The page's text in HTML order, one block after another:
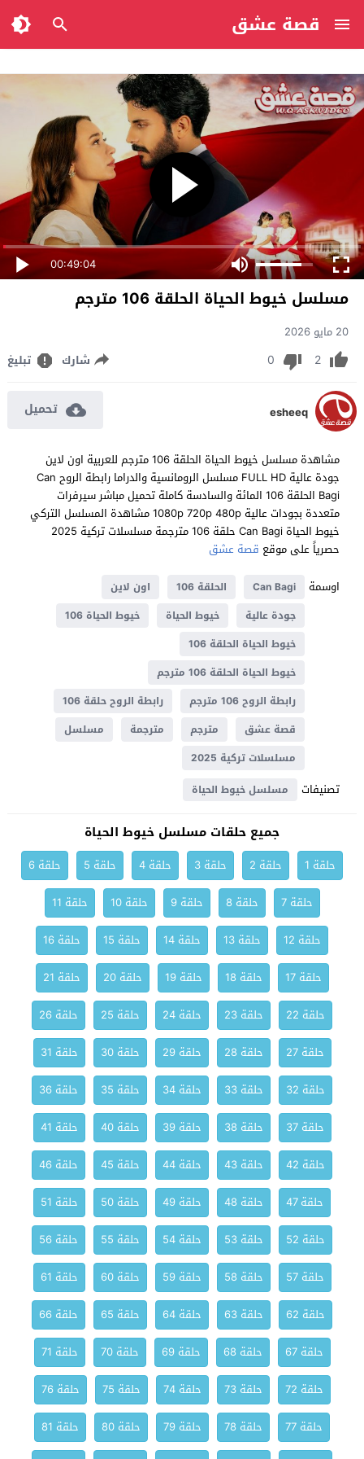
قصة عشق
00:49:04
مسلسل خيوط الحياة الحلقة 106 مترجم
20 مايو 2026
2
0 شارك تبليغ
esheeq تحميل
مشاهدة مسلسل خيوط الحياة الحلقة 106 مترجم للعربية اون لاين
جودة عالية FULL HD مسلسل الرومانسية والدراما رابطة الروح Can
Bagi الحلقة 106 المائة والسادسة كاملة تحميل مباشر سيرفرات
متعددة بجودات عالية 1080p 720p 480p مشاهدة المسلسل التركي
خيوط الحياة Can Bagi حلقة 106 مترجمة مسلسلات تركية 2025
حصرياً على موقع قصة عشق
اوسمة
Can Bagi الحلقة 106
اون لاين
جودة عالية
خيوط الحياة
خيوط الحياة 106
خيوط الحياة الحلقة 106
خيوط الحياة الحلقة 106 مترجم
رابطة الروح 106 مترجم
رابطة الروح حلقة 106
قصة عشق
مترجم مترجمة
مسلسل
مسلسلات تركية 2025
تصنيفات مسلسل خيوط الحياة
جميع حلقات مسلسل خيوط الحياة
حلقة 1 حلقة 2 حلقة 3 حلقة 4 حلقة 5
حلقة 6
حلقة 7
حلقة 8 حلقة 9 حلقة 10
حلقة 11
حلقة 12
حلقة 13 حلقة 14 حلقة 15
حلقة 16
حلقة 17
حلقة 18 حلقة 19 حلقة 20
حلقة 21
حلقة 22
حلقة 23 حلقة 24 حلقة 25
حلقة 26
حلقة 27
حلقة 28 حلقة 29 حلقة 30
حلقة 31
حلقة 32
حلقة 33 حلقة 34 حلقة 35
حلقة 36
حلقة 37
حلقة 38 حلقة 39 حلقة 40
حلقة 41
حلقة 42
حلقة 43 حلقة 44 حلقة 45
حلقة 46
حلقة 47
حلقة 48 حلقة 49 حلقة 50
حلقة 51
حلقة 52
حلقة 53 حلقة 54 حلقة 55
حلقة 56
حلقة 57
حلقة 58 حلقة 59 حلقة 60
حلقة 61
حلقة 62
حلقة 63 حلقة 64 حلقة 65
حلقة 66
حلقة 67
حلقة 68 حلقة 69 حلقة 70
حلقة 71
حلقة 72
حلقة 73 حلقة 74 حلقة 75
حلقة 76
حلقة 77
حلقة 78 حلقة 79 حلقة 80
حلقة 81